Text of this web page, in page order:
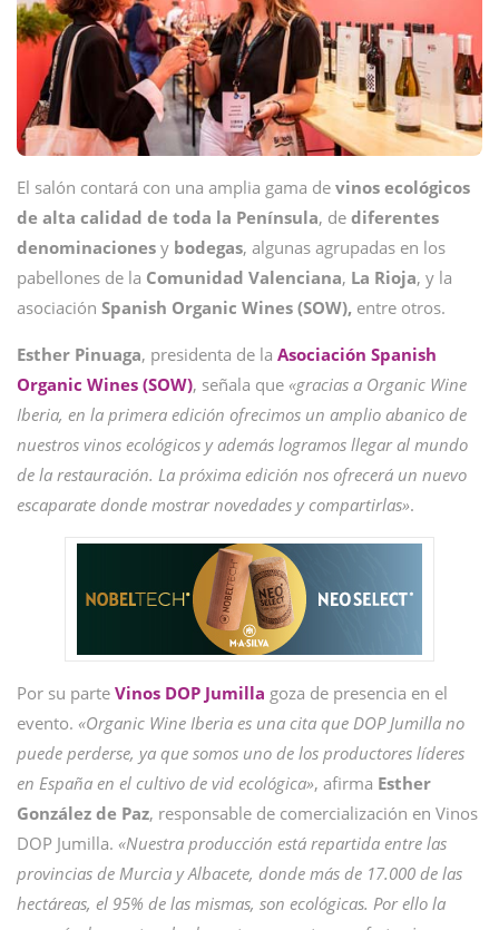
El salón contará con una amplia gama de vinos ecológicos
de alta calidad de toda la Península, de diferentes
denominaciones y bodegas, algunas agrupadas en los
pabellones de la Comunidad Valenciana, La Rioja, y la
asociación Spanish Organic Wines (SOW), entre otros.
Esther Pinuaga, presidenta de la Asociación Spanish
Organic Wines (SOW), señala que «gracias a Organic Wine
Iberia, en la primera edición ofrecimos un amplio abanico de
nuestros vinos ecológicos y además logramos llegar al mundo
de la restauración. La próxima edición nos ofrecerá un nuevo
escaparate donde mostrar novedades y compartirlas».
Por su parte Vinos DOP Jumilla goza de presencia en el
evento. «Organic Wine Iberia es una cita que DOP Jumilla no
puede perderse, ya que somos uno de los productores líderes
en España en el cultivo de vid ecológica», afirma Esther
González de Paz, responsable de comercialización en Vinos
DOP Jumilla. «Nuestra producción está repartida entre las
provincias de Murcia y Albacete, donde más de 17.000 de las
hectáreas, el 95% de las mismas, son ecológicas. Por ello la